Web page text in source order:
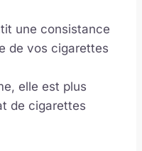
une consistance
de vos cigarettes
elle est plus
de cigarettes